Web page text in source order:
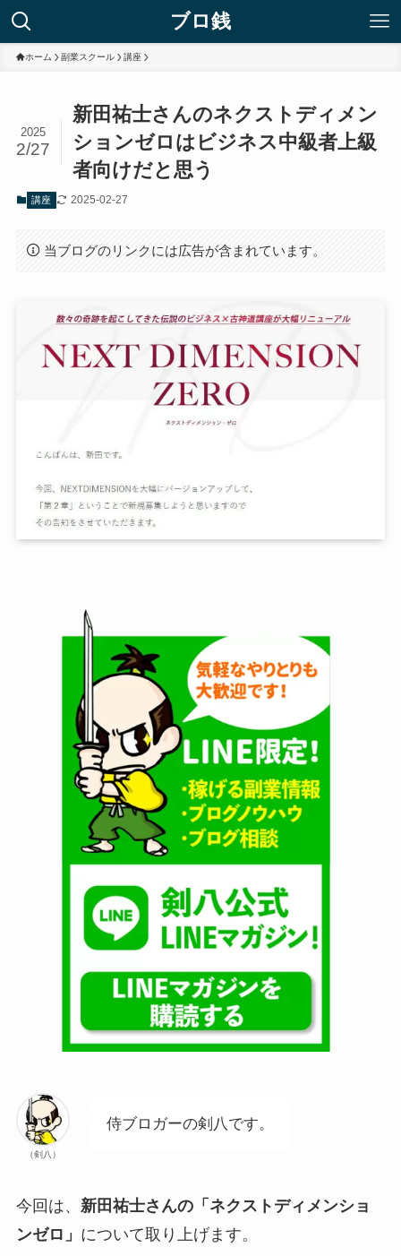
ブロ銭
ホーム 副業スクール 講座
新田祐士さんのネクストディメン
ションゼロはビジネス中級者上級
者向けだと思う
2025
2/27
講座 2025-02-27
当ブログのリンクには広告が含まれています。
（剣八）
侍ブロガーの剣八です。
今回は、 新田祐士さんの「ネクストディメンショ
ンゼロ」 について取り上げます。